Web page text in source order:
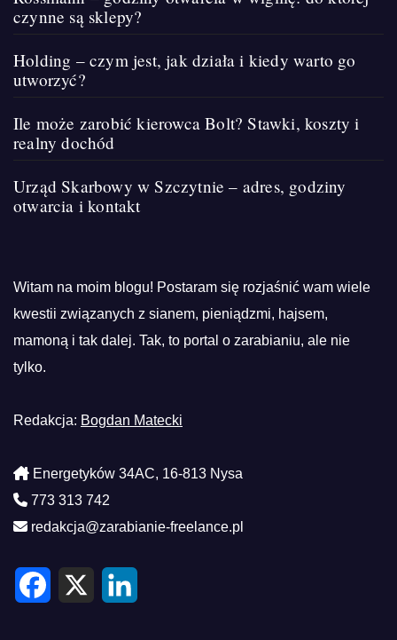
czynne są sklepy?
Holding – czym jest, jak działa i kiedy warto go
utworzyć?
Ile może zarobić kierowca Bolt? Stawki, koszty i
realny dochód
Urząd Skarbowy w Szczytnie – adres, godziny
otwarcia i kontakt
Witam na moim blogu! Postaram się rozjaśnić wam wiele
kwestii związanych z sianem, pieniądzmi, hajsem,
mamoną i tak dalej. Tak, to portal o zarabianiu, ale nie
tylko.
Redakcja: Bogdan Matecki
Energetyków 34AC, 16-813 Nysa
773 313 742
redakcja@zarabianie-freelance.pl
F
X